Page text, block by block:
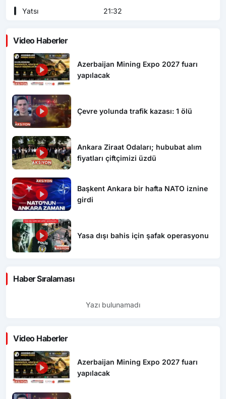
Yatsı 21:32
Video Haberler
Azerbaijan Mining Expo 2027 fuarı
yapılacak
Çevre yolunda trafik kazası: 1 ölü
Ankara Ziraat Odaları; hububat alım
fiyatları çiftçimizi üzdü
Başkent Ankara bir hafta NATO iznine
girdi
Yasa dışı bahis için şafak operasyonu
Haber Sıralaması
Yazı bulunamadı
Video Haberler
Azerbaijan Mining Expo 2027 fuarı
yapılacak